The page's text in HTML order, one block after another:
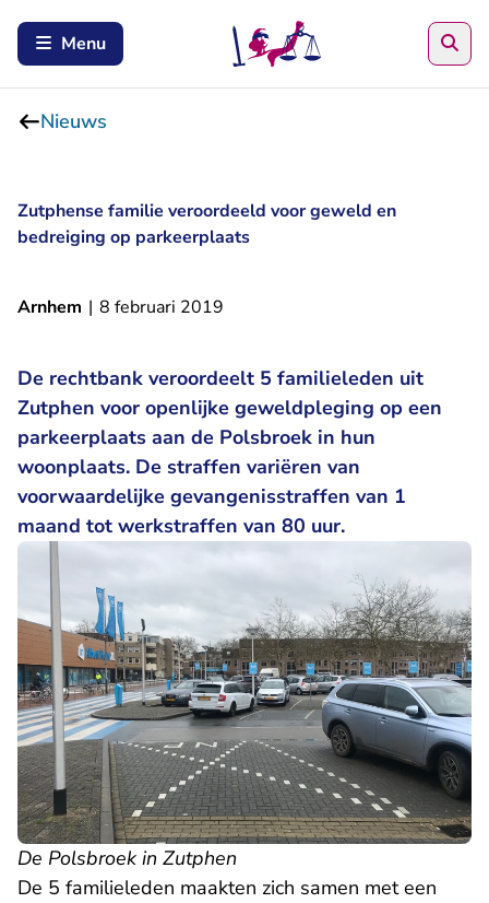
Menu
Nieuws
Zutphense familie veroordeeld voor geweld en
bedreiging op parkeerplaats
Arnhem | 8 februari 2019
De rechtbank veroordeelt 5 familieleden uit
Zutphen voor openlijke geweldpleging op een
parkeerplaats aan de Polsbroek in hun
woonplaats. De straffen variëren van
voorwaardelijke gevangenisstraffen van 1
maand tot werkstraffen van 80 uur.
De Polsbroek in Zutphen
De 5 familieleden maakten zich samen met een